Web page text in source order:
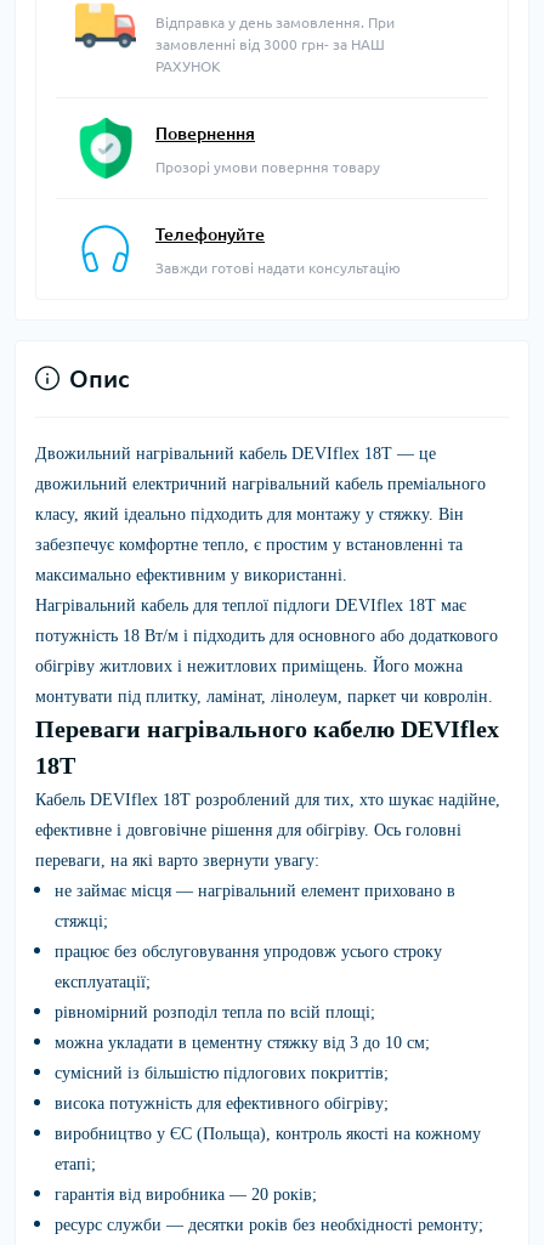
Відправка у день замовлення. При
замовленні від 3000 грн- за НАШ
РАХУНОК
Повернення
Прозорі умови поверння товару
Телефонуйте
Завжди готові надати консультацію
Опис
Двожильний нагрівальний кабель DEVIflex 18T — це
двожильний електричний нагрівальний кабель преміального
класу, який ідеально підходить для монтажу у стяжку. Він
забезпечує комфортне тепло, є простим у встановленні та
максимально ефективним у використанні.
Нагрівальний кабель для теплої підлоги DEVIflex 18T має
потужність 18 Вт/м і підходить для основного або додаткового
обігріву житлових і нежитлових приміщень. Його можна
монтувати під плитку, ламінат, лінолеум, паркет чи ковролін.
Переваги нагрівального кабелю DEVIflex
18T
Кабель DEVIflex 18T розроблений для тих, хто шукає надійне,
ефективне і довговічне рішення для обігріву. Ось головні
переваги, на які варто звернути увагу:
не займає місця — нагрівальний елемент приховано в
стяжці;
працює без обслуговування упродовж усього строку
експлуатації;
рівномірний розподіл тепла по всій площі;
можна укладати в цементну стяжку від 3 до 10 см;
сумісний із більшістю підлогових покриттів;
висока потужність для ефективного обігріву;
виробництво у ЄС (Польща), контроль якості на кожному
етапі;
гарантія від виробника — 20 років;
ресурс служби — десятки років без необхідності ремонту;